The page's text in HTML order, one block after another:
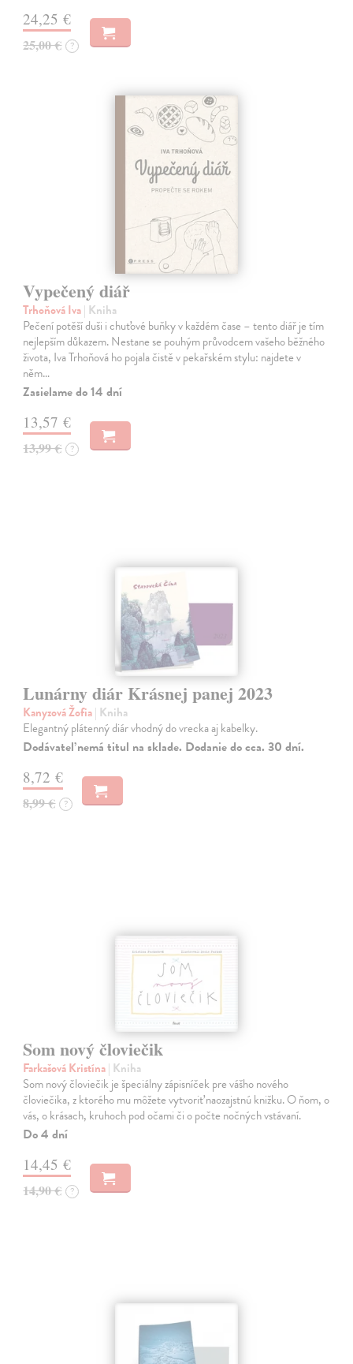
24,25 €
25,00 € ?
Vypečený diář
Trhoňová Iva| Kniha
Pečení potěší duši i chuťové buňky v každém čase – tento diář je tím
nejlepším důkazem. Nestane se pouhým průvodcem vašeho běžného
života, Iva Trhoňová ho pojala čistě v pekařském stylu: najdete v
něm…
Zasielame do 14 dní
13,57 €
13,99 € ?
Lunárny diár Krásnej panej 2023
Kanyzová Žofia| Kniha
Elegantný plátenný diár vhodný do vrecka aj kabelky.
Dodávateľ nemá titul na sklade. Dodanie do cca. 30 dní.
8,72 €
8,99 € ?
Som nový človiečik
Farkašová Kristína| Kniha
Som nový človiečik je špeciálny zápisníček pre vášho nového
človiečika, z ktorého mu môžete vytvoriť naozajstnú knižku. O ňom, o
vás, o krásach, kruhoch pod očami či o počte nočných vstávaní.
Do 4 dní
14,45 €
14,90 € ?